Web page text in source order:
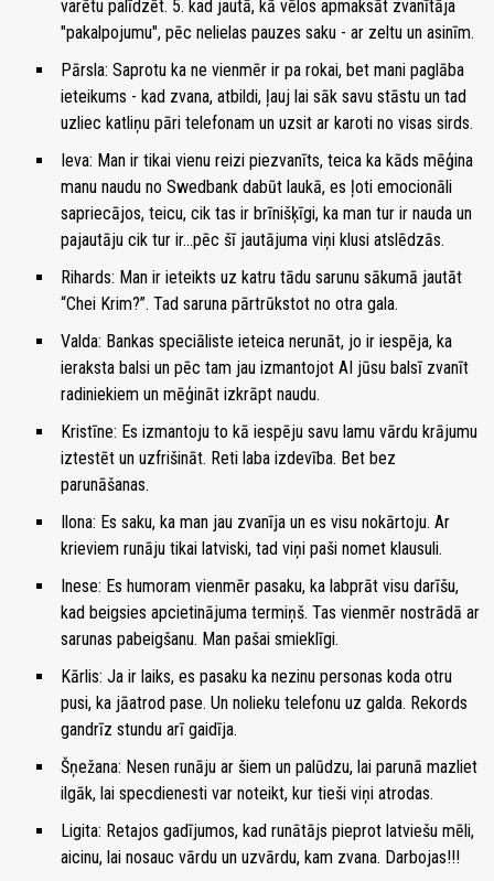
varētu palīdzēt. 5. kad jautā, kā vēlos apmaksāt zvanītāja
"pakalpojumu", pēc nelielas pauzes saku - ar zeltu un asinīm.
Pārsla: Saprotu ka ne vienmēr ir pa rokai, bet mani paglāba
ieteikums - kad zvana, atbildi, ļauj lai sāk savu stāstu un tad
uzliec katliņu pāri telefonam un uzsit ar karoti no visas sirds.
Ieva: Man ir tikai vienu reizi piezvanīts, teica ka kāds mēģina
manu naudu no Swedbank dabūt laukā, es ļoti emocionāli
sapriecājos, teicu, cik tas ir brīnišķīgi, ka man tur ir nauda un
pajautāju cik tur ir...pēc šī jautājuma viņi klusi atslēdzās.
Rihards: Man ir ieteikts uz katru tādu sarunu sākumā jautāt
“Chei Krim?”. Tad saruna pārtrūkstot no otra gala.
Valda: Bankas speciāliste ieteica nerunāt, jo ir iespēja, ka
ieraksta balsi un pēc tam jau izmantojot AI jūsu balsī zvanīt
radiniekiem un mēģināt izkrāpt naudu.
Kristīne: Es izmantoju to kā iespēju savu lamu vārdu krājumu
iztestēt un uzfrišināt. Reti laba izdevība. Bet bez
parunāšanas.
Ilona: Es saku, ka man jau zvanīja un es visu nokārtoju. Ar
krieviem runāju tikai latviski, tad viņi paši nomet klausuli.
Inese: Es humoram vienmēr pasaku, ka labprāt visu darīšu,
kad beigsies apcietinājuma termiņš. Tas vienmēr nostrādā ar
sarunas pabeigšanu. Man pašai smieklīgi.
Kārlis: Ja ir laiks, es pasaku ka nezinu personas koda otru
pusi, ka jāatrod pase. Un nolieku telefonu uz galda. Rekords
gandrīz stundu arī gaidīja.
Šņežana: Nesen runāju ar šiem un palūdzu, lai parunā mazliet
ilgāk, lai specdienesti var noteikt, kur tieši viņi atrodas.
Ligita: Retajos gadījumos, kad runātājs pieprot latviešu mēli,
aicinu, lai nosauc vārdu un uzvārdu, kam zvana. Darbojas!!!